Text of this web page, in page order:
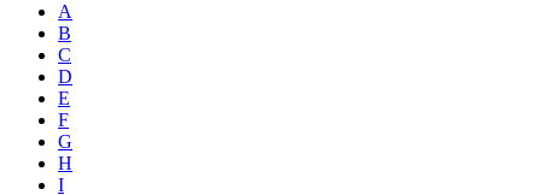
A
B
C
D
E
F
G
H
I